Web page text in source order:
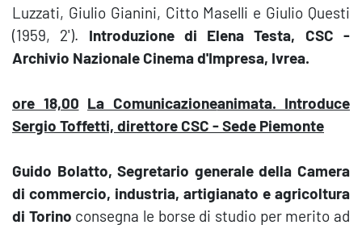
Luzzati, Giulio Gianini, Citto Maselli e Giulio Questi
(1959, 2'). Introduzione di Elena Testa, CSC -
Archivio Nazionale Cinema d'Impresa, Ivrea.
ore 18,00 La Comunicazioneanimata. Introduce
Sergio Toffetti, direttore CSC - Sede Piemonte
Guido Bolatto, Segretario generale della Camera
di commercio, industria, artigianato e agricoltura
di Torino consegna le borse di studio per merito ad